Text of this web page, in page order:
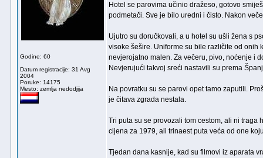
Godine: 60
Datum registracije: 31 Avg
2004
Poruke: 14175
Mesto: zemlja nedodjija
Hotel se parovima učinio dražeso, gotovo
podmetači. Sve je bilo uredni i čisto. Nakon
Ujutro su doručkovali, a u hotel su ušli žena s
visoke šešire. Uniforme su bile različite od onih
nevjerojatno malen. Za večeru, pivo, noćenje i
Nevjerujući takvoj sreći nastavili su prema
Na povratku su se parovi opet tamo zaputili.
je čitava zgrada nestala.
Tri puta su se provozali tom cestom, ali ni
cijena za 1979, ali trinaest puta veća od one
Tjedan dana kasnije, kad su filmovi iz aparata